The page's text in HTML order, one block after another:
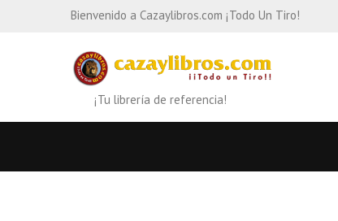
Bienvenido a Cazaylibros.com ¡Todo Un Tiro!
¡Tu librería de referencia!